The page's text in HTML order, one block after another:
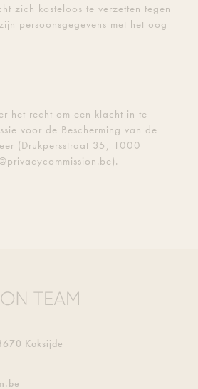
zich kosteloos te verzetten tegen
persoonsgegevens met het oog
het recht om een klacht in te
voor de Bescherming van de
(Drukpersstraat 35, 1000
Koksijde